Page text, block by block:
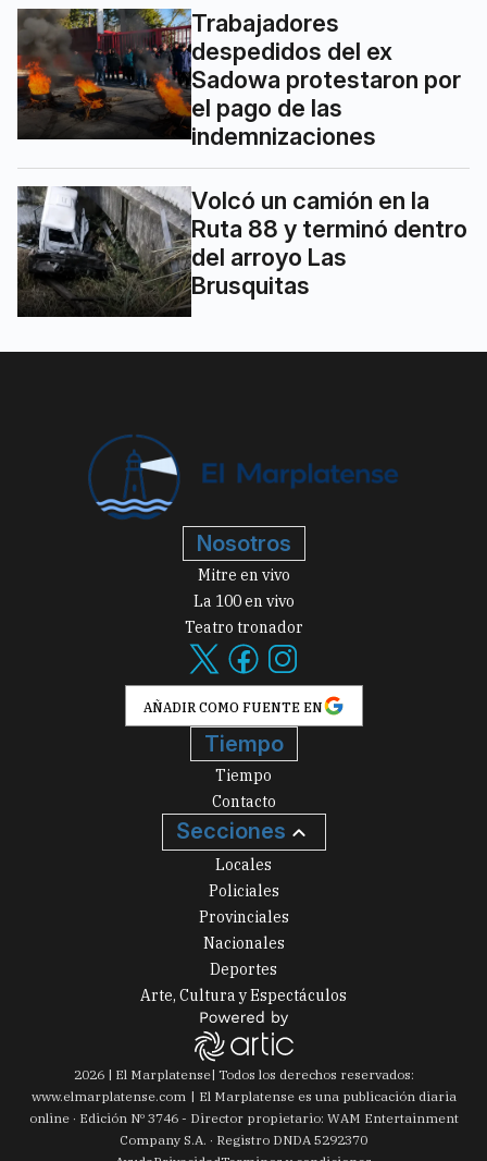
Trabajadores
despedidos del ex
Sadowa protestaron por
el pago de las
indemnizaciones
Volcó un camión en la
Ruta 88 y terminó dentro
del arroyo Las
Brusquitas
Nosotros
Mitre en vivo
La 100 en vivo
Teatro tronador
AÑADIR COMO FUENTE EN
Tiempo
Tiempo
Contacto
Secciones
Locales
Policiales
Provinciales
Nacionales
Deportes
Arte, Cultura y Espectáculos
2026| El Marplatense| Todos los derechos reservados:
www.elmarplatense.com
El Marplatense es una publicación diaria
online · Edición Nº 3746- Director propietario: WAM Entertainment
Company S.A. · Registro DNDA 5292370